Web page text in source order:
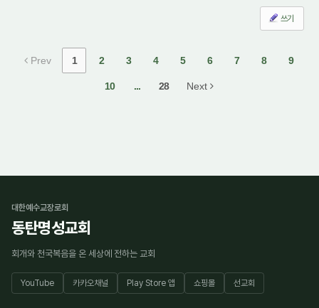
쓰기
Prev 1 2 3 4 5 6 7 8 9
10 ... 28 Next
대한예수교장로회
동탄명성교회
회개와 천국복음을 온 세상에 전하는 교회
YouTube 카카오채널 Play Store 앱 쇼핑몰 선교회